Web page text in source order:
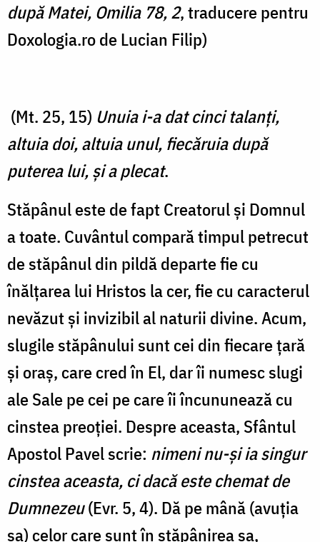
după Matei, Omilia 78, 2, traducere pentru
Doxologia.ro de Lucian Filip)
(Mt. 25, 15) Unuia i-a dat cinci talanţi,
altuia doi, altuia unul, fiecăruia după
puterea lui, şi a plecat.
Stăpânul este de fapt Creatorul și Domnul
a toate. Cuvântul compară timpul petrecut
de stăpânul din pildă departe fie cu
înălțarea lui Hristos la cer, fie cu caracterul
nevăzut și invizibil al naturii divine. Acum,
slugile stăpânului sunt cei din fiecare țară
și oraș, care cred în El, dar îi numesc slugi
ale Sale pe cei pe care îi încununează cu
cinstea preoției. Despre aceasta, Sfântul
Apostol Pavel scrie: nimeni nu-şi ia singur
cinstea aceasta, ci dacă este chemat de
Dumnezeu(Evr. 5, 4). Dă pe mână (avuția
sa) celor care sunt în stăpânirea sa,